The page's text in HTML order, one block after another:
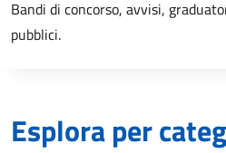
Bandi di concorso, avvisi,
pubblici.
Esplora per